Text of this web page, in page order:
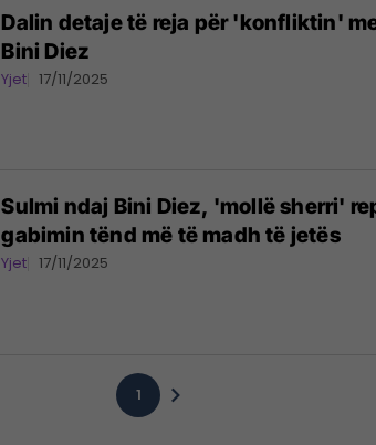
Dalin detaje të reja për 'konfliktin'
Bini Diez
Yjet 17/11/2025
Sulmi ndaj Bini Diez, 'mollë sherri'
gabimin tënd më të madh të jetës
Yjet 17/11/2025
1